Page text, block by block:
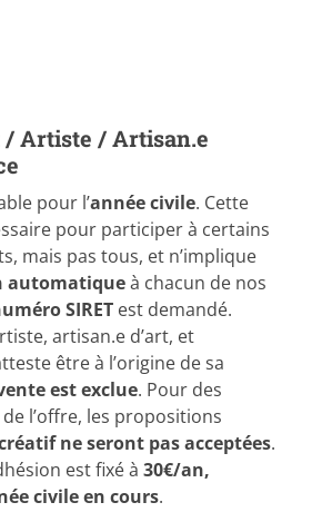
/ Artiste / Artisan.e
pour l’année civile. Cette
pour participer à certains
mais pas tous, et n’implique
automatiqueà chacun de nos
SIRET est demandé.
artisan.e d’art, et
être à l’origine de sa
est exclue. Pour des
l’offre, les propositions
ne seront pas acceptées.
est fixé à30€/an,
civile en cours.